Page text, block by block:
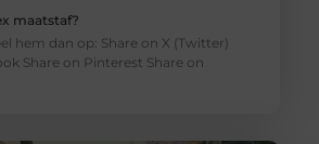
maatstaf?
hem dan op: Share on X (Twitter)
Share on Pinterest Share on